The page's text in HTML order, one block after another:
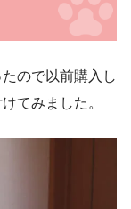
ので以前購入し
てみました。